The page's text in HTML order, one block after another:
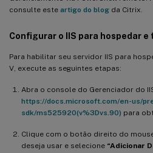
consulte este artigo do blog da Citrix.
Configurar o IIS para hospedar
Para habilitar seu servidor IIS para
V, execute as seguintes etapas:
Abra o console do Gerenciador do
https://docs.microsoft.com/en-us/
sdk/ms525920(v%3Dvs.90) para
Clique com o botão direito do
deseja usar e selecione “Adicionar